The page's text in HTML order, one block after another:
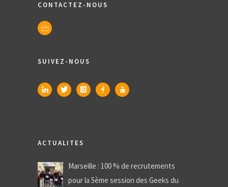
CONTACTEZ-NOUS
SUIVEZ-NOUS
ACTUALITES
Marseille : 100 % de recrutements
pour la 5ème session des Geeks du